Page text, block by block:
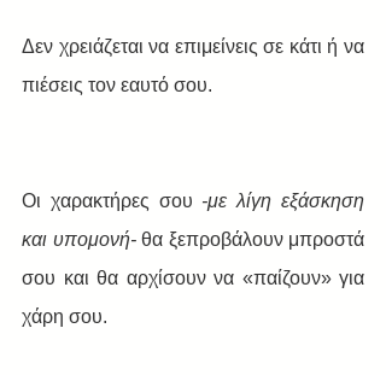
Δεν χρειάζεται να επιμείνεις σε κάτι ή να
πιέσεις τον εαυτό σου.
Οι χαρακτήρες σου -με λίγη εξάσκηση
και υπομονή- θα ξεπροβάλουν μπροστά
σου και θα αρχίσουν να «παίζουν» για
χάρη σου.